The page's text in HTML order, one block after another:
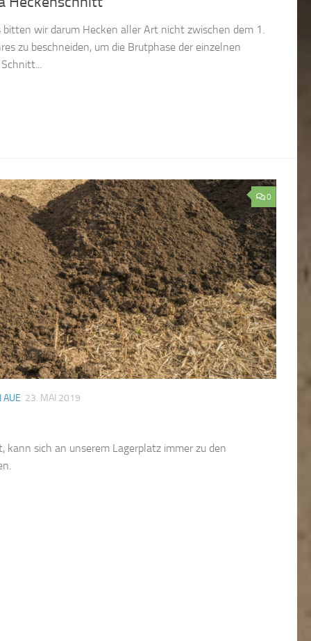
bitten wir darum Hecken aller Art nicht zwischen dem 1.
zu beschneiden, um die Brutphase der einzelnen
0
AUE 23. MAI 2019
kann sich an unserem Lagerplatz immer zu den